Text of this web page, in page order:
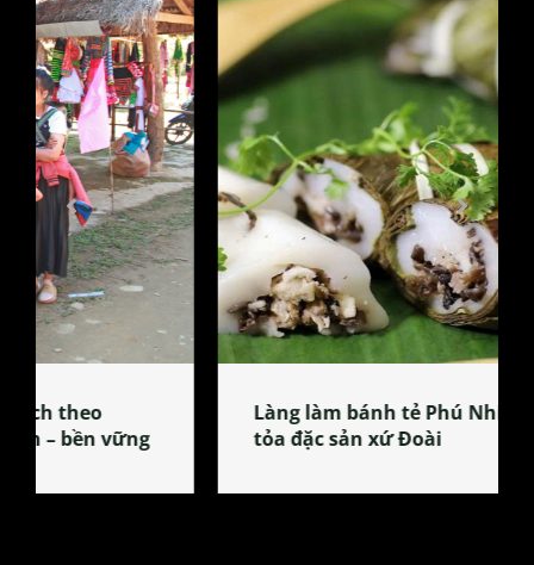
Làng làm bánh tẻ Phú Nhi – nơi lan
tỏa đặc sản xứ Đoài